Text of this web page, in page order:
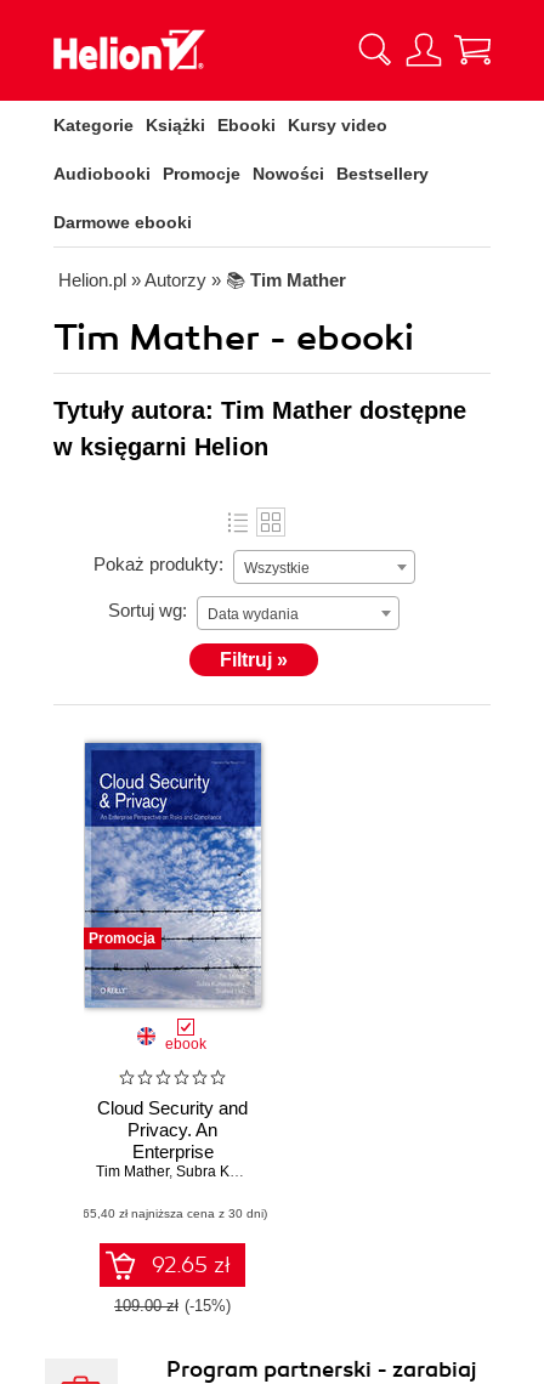
Kategorie Książki Ebooki Kursy video
Audiobooki Promocje Nowości Bestsellery
Darmowe ebooki
Helion.pl » Autorzy » 📚 Tim Mather
Tim Mather - ebooki
Tytuły autora: Tim Mather dostępne
w księgarni Helion
Pokaż produkty: Wszystkie
Sortuj wg: Data wydania
Filtruj »
Promocja
ebook
Cloud Security and
Privacy. An
Enterprise
Perspective on
Compliance
Tim Mather, Subra Kumaraswamy
(65,40 zł najniższa cena z 30 dni)
92.65 zł
109.00 zł (-15%)
Program partnerski - zarabiaj